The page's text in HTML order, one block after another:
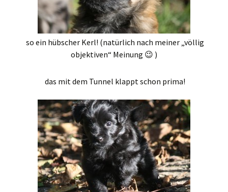
so ein hübscher Kerl! (natürlich nach meiner „völlig
objektiven“ Meinung 😉 )
das mit dem Tunnel klappt schon prima!